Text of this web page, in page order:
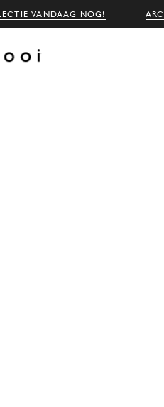
VANDAAG NOG!